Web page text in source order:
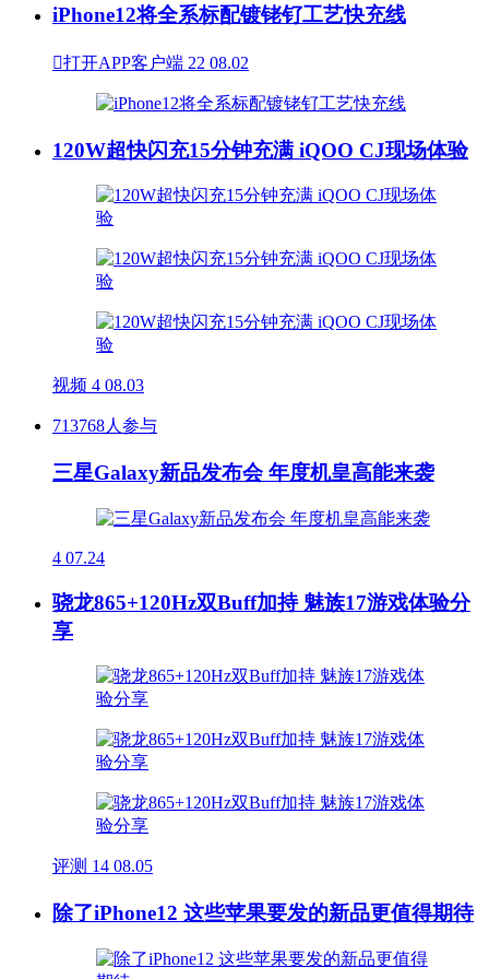
iPhone12将全系标配镀铑钌工艺快充线
打开APP客户端 22 08.02
120W超快闪充15分钟充满 iQOO CJ现场体验
视频 4 08.03
713768人参与
三星Galaxy新品发布会 年度机皇高能来袭
4 07.24
骁龙865+120Hz双Buff加持 魅族17游戏体验分
享
评测 14 08.05
除了iPhone12 这些苹果要发的新品更值得期待